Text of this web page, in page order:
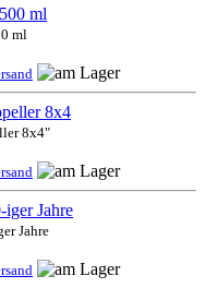
ml
8x4"
Jahre